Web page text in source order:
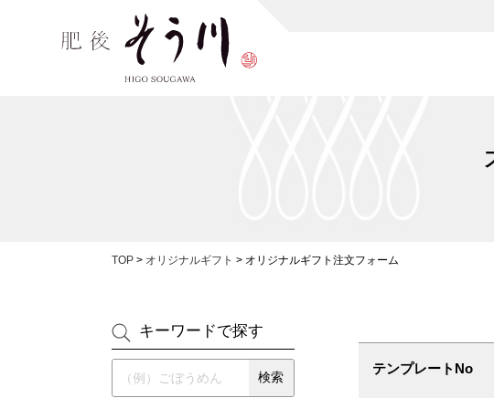
TOP > オリジナルギフト > オリジナルギフト注文フォーム
テンプレートNo
キーワードで探す